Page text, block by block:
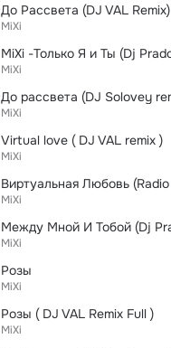
До Рассвета (DJ VAL Remix)
MiXi
MiXi -Только Я и Ты (Dj
MiXi
До рассвета (DJ Solovey
MiXi
Virtual love ( DJ VAL remix )
MiXi
Виртуальная Любовь
MiXi
Между Мной И Тобой (Dj
MiXi
Розы
MiXi
Розы ( DJ VAL Remix Full )
MiXi